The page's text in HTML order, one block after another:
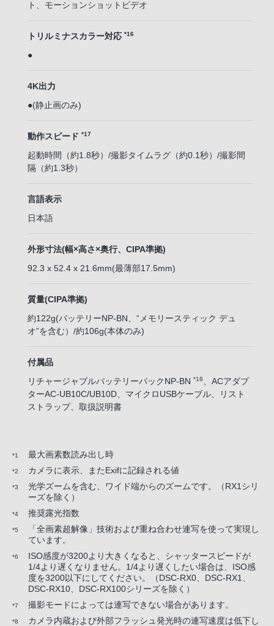
ト、モーションショットビデオ
トリルミナスカラー対応 *16
●
4K出力
●(静止画のみ)
動作スピード *17
起動時間（約1.8秒）/撮影タイムラグ（約0.1秒）/撮影間
隔（約1.3秒）
言語表示
日本語
外形寸法(幅×高さ×奥行、CIPA準拠)
92.3 x 52.4 x 21.6mm(最薄部17.5mm)
質量(CIPA準拠)
約122g(バッテリーNP-BN、“メモリースティック デュ
オ”を含む）/約106g(本体のみ)
付属品
リチャージャブルバッテリーパックNP-BN *18、ACアダプ
ターAC-UB10C/UB10D、マイクロUSBケーブル、リスト
ストラップ、取扱説明書
*1 最大画素数読み出し時
*2 カメラに表示、またExifに記録される値
*3
光学ズームを含む、ワイド端からのズームです。（RX1シリ
ーズを除く）
*4 推奨露光指数
*5
「全画素超解像」技術および重ね合わせ連写を使って実現し
ています。
*6
ISO感度が3200より大きくなると、シャッタースピードが
1/4より遅くなりません。1/4より遅くしたい場合は、ISO感
度を3200以下にしてください。（DSC-RX0、DSC-RX1、
DSC-RX10、DSC-RX100シリーズを除く）
*7 撮影モードによっては連写できない場合があります。
*8
カメラ内蔵および外部フラッシュ発光時の連写速度は低下し